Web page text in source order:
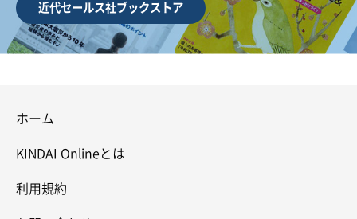
近代セールス社ブックストア
ホーム
KINDAI Onlineとは
利用規約